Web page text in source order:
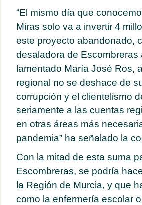
“El mismo día que
Miras solo va a invertir 4
este proyecto abandonado,
desaladora de Escombreras
lamentado María José Ros,
regional no se deshace de
corrupción y el clientelismo
seriamente a las cuentas
en otras áreas más
pandemia” ha señalado la
Con la mitad de esta suma
Escombreras, se podría
la Región de Murcia, y que
como la enfermería escolar